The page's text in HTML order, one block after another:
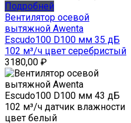
Подробней
Вентилятор осевой
вытяжной Awenta
Escudo100 D100 мм 35 дБ
102 м³/ч цвет серебристый
3180,00 ₽